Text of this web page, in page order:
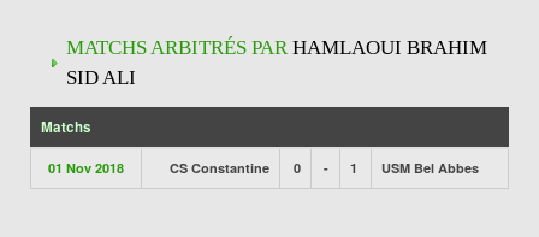
MATCHS ARBITRÉS PARHAMLAOUI BRAHIM
SID ALI
Matchs
01 Nov 2018 CS Constantine 0 - 1 USM Bel Abbes